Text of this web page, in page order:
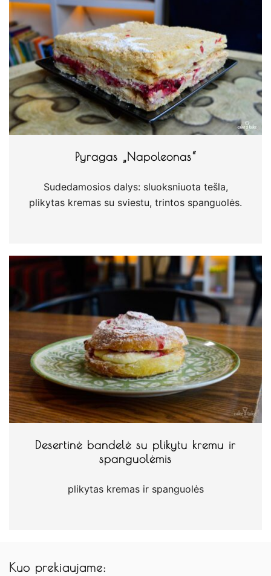
Pyragas „Napoleonas“
Sudedamosios dalys: sluoksniuota tešla,
plikytas kremas su sviestu, trintos spanguolės.
Desertinė bandelė su plikytu kremu ir
spanguolėmis
plikytas kremas ir spanguolės
Kuo prekiaujame: